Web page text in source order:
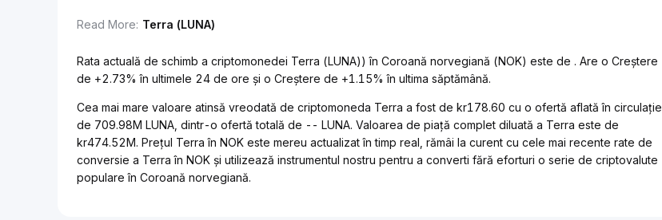
Read More: Terra (LUNA)
Rata actuală de schimb a criptomonedei Terra (LUNA)) în Coroană norvegiană (NOK) este de . Are o Creștere
de +2.73% în ultimele 24 de ore și o Creștere de +1.15% în ultima săptămână.
Cea mai mare valoare atinsă vreodată de criptomoneda Terra a fost de kr178.60 cu o ofertă aflată în circulație
de 709.98M LUNA, dintr-o ofertă totală de -- LUNA. Valoarea de piață complet diluată a Terra este de
kr474.52M. Prețul Terra în NOK este mereu actualizat în timp real, rămâi la curent cu cele mai recente rate de
conversie a Terra în NOK și utilizează instrumentul nostru pentru a converti fără eforturi o serie de criptovalute
populare în Coroană norvegiană.